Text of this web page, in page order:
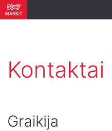
Kontaktai
Graikija